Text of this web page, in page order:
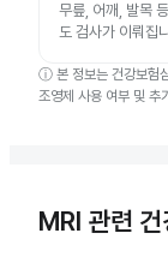
무릎, 어깨, 발목
도 검사가 이뤄집
ⓘ 본 정보는 건강보험
조영제 사용 여부 및 추
MRI 관련